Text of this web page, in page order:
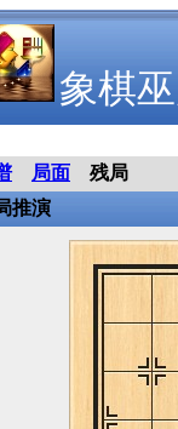
象棋
局面
残局
推演